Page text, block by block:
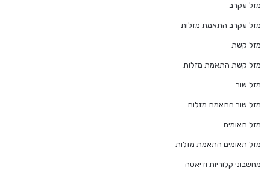
מזל עקרב
מזל עקרב התאמת מזלות
מזל קשת
מזל קשת התאמת מזלות
מזל שור
מזל שור התאמת מזלות
מזל תאומים
מזל תאומים התאמת מזלות
מחשבוני קלוריות ודיאטה